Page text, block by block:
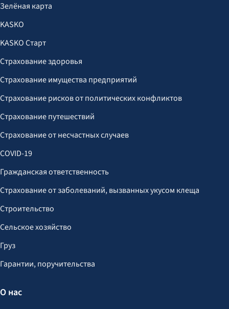
Зелёная карта
KASKO
KASKO Старт
Страхование здоровья
Страхование имущества предприятий
Страхование рисков от политических конфликтов
Страхование путешествий
Страхование от несчастных случаев
COVID-19
Гражданская ответственность
Страхование от заболеваний, вызванных укусом клеща
Строительство
Сельское хозяйство
Груз
Гарантии, поручительства
О нас